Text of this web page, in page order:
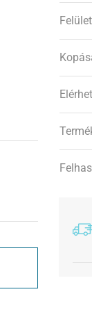
Felület